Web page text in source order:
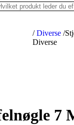
/ Diverse /
Diverse
7